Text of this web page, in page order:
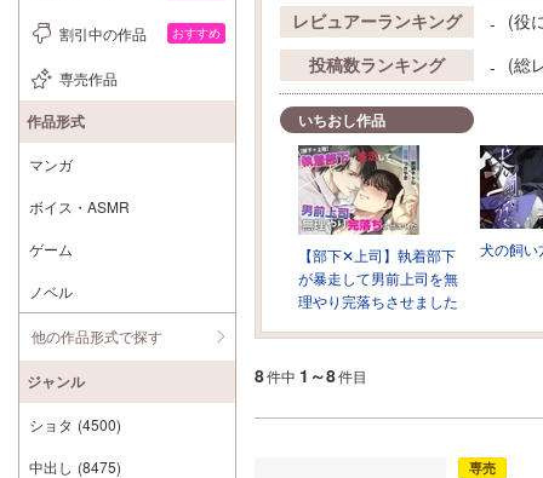
レビュアーランキング - (役
投稿数ランキング
- (総
いちおし作品
【部下✕上司】執着部下
が暴走して男前上司を無
理やり完落ちさせました
犬の飼い
8件中 1～8件目
専売
割引中の作品 おすすめ
専売作品
作品形式
マンガ
ボイス・ASMR
ゲーム
ノベル
他の作品形式で探す
ジャンル
ショタ (4500)
中出し (8475)